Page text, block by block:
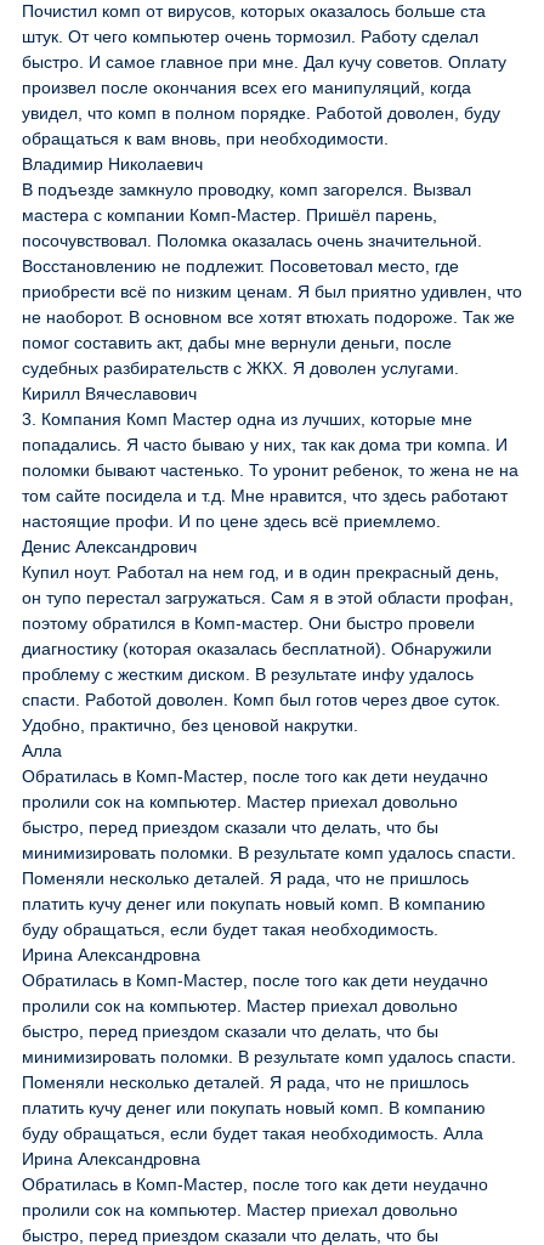
Почистил комп от вирусов, которых оказалось больше ста
штук. От чего компьютер очень тормозил. Работу сделал
быстро. И самое главное при мне. Дал кучу советов. Оплату
произвел после окончания всех его манипуляций, когда
увидел, что комп в полном порядке. Работой доволен, буду
обращаться к вам вновь, при необходимости.
Владимир Николаевич
В подъезде замкнуло проводку, комп загорелся. Вызвал
мастера с компании Комп-Мастер. Пришёл парень,
посочувствовал. Поломка оказалась очень значительной.
Восстановлению не подлежит. Посоветовал место, где
приобрести всё по низким ценам. Я был приятно удивлен, что
не наоборот. В основном все хотят втюхать подороже. Так же
помог составить акт, дабы мне вернули деньги, после
судебных разбирательств с ЖКХ. Я доволен услугами.
Кирилл Вячеславович
3. Компания Комп Мастер одна из лучших, которые мне
попадались. Я часто бываю у них, так как дома три компа. И
поломки бывают частенько. То уронит ребенок, то жена не на
том сайте посидела и т.д. Мне нравится, что здесь работают
настоящие профи. И по цене здесь всё приемлемо.
Денис Александрович
Купил ноут. Работал на нем год, и в один прекрасный день,
он тупо перестал загружаться. Сам я в этой области профан,
поэтому обратился в Комп-мастер. Они быстро провели
диагностику (которая оказалась бесплатной). Обнаружили
проблему с жестким диском. В результате инфу удалось
спасти. Работой доволен. Комп был готов через двое суток.
Удобно, практично, без ценовой накрутки.
Алла
Обратилась в Комп-Мастер, после того как дети неудачно
пролили сок на компьютер. Мастер приехал довольно
быстро, перед приездом сказали что делать, что бы
минимизировать поломки. В результате комп удалось спасти.
Поменяли несколько деталей. Я рада, что не пришлось
платить кучу денег или покупать новый комп. В компанию
буду обращаться, если будет такая необходимость.
Ирина Александровна
Обратилась в Комп-Мастер, после того как дети неудачно
пролили сок на компьютер. Мастер приехал довольно
быстро, перед приездом сказали что делать, что бы
минимизировать поломки. В результате комп удалось спасти.
Поменяли несколько деталей. Я рада, что не пришлось
платить кучу денег или покупать новый комп. В компанию
буду обращаться, если будет такая необходимость. Алла
Ирина Александровна
Обратилась в Комп-Мастер, после того как дети неудачно
пролили сок на компьютер. Мастер приехал довольно
быстро, перед приездом сказали что делать, что бы